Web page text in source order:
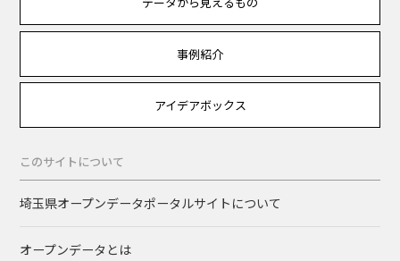
事例紹介
アイデアボックス
このサイトについて
埼玉県オープンデータポータルサイトについて
オープンデータとは